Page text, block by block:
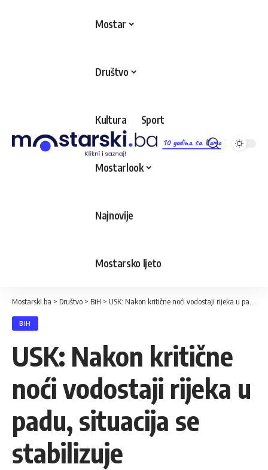
10 godina sa Vama
Mostar
Društvo
Kultura Sport
Mostarlook
Najnovije
Mostarsko ljeto
Mostarski.ba > Društvo > BiH > USK: Nakon kritične noći vodostaji rijeka u padu, situacija se stabilizuje
BIH
USK: Nakon kritične
noći vodostaji rijeka u
padu, situacija se
stabilizuje